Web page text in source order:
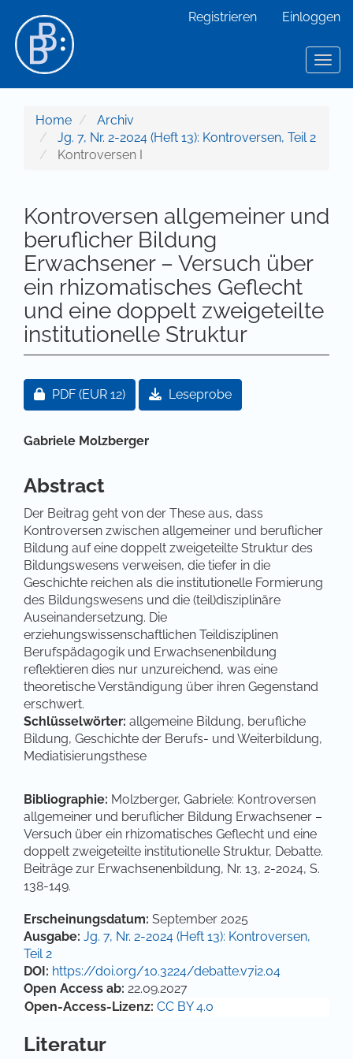
Hauptinhalt
Sidebar
Registrieren Einloggen
Home
Archiv
Jg. 7, Nr. 2-2024 (Heft 13): Kontroversen, Teil 2
Kontroversen I
Kontroversen allgemeiner und
beruflicher Bildung
Erwachsener – Versuch über
ein rhizomatisches Geflecht
und eine doppelt zweigeteilte
institutionelle Struktur
Artikel-Sidebar
Zugang für Abonnent/innen oder durch Zahlung
PDF (EUR 12) Leseprobe
Hauptsächlicher Artikelinhalt
Gabriele Molzberger
Abstract
Der Beitrag geht von der These aus, dass
Kontroversen zwischen allgemeiner und beruflicher
Bildung auf eine doppelt zweigeteilte Struktur des
Bildungswesens verweisen, die tiefer in die
Geschichte reichen als die institutionelle Formierung
des Bildungswesens und die (teil)disziplinäre
Auseinandersetzung. Die
erziehungswissenschaftlichen Teildisziplinen
Berufspädagogik und Erwachsenenbildung
reflektieren dies nur unzureichend, was eine
theoretische Verständigung über ihren Gegenstand
erschwert.
Schlüsselwörter: allgemeine Bildung, berufliche
Bildung, Geschichte der Berufs- und Weiterbildung,
Mediatisierungsthese
Bibliographie: Molzberger, Gabriele: Kontroversen
allgemeiner und beruflicher Bildung Erwachsener –
Versuch über ein rhizomatisches Geflecht und eine
doppelt zweigeteilte institutionelle Struktur, Debatte.
Beiträge zur Erwachsenenbildung, Nr. 13, 2-2024, S.
138-149.
Artikel-Details
Erscheinungsdatum: September 2025
Ausgabe: Jg. 7, Nr. 2-2024 (Heft 13): Kontroversen,
Teil 2
DOI: https://doi.org/10.3224/debatte.v7i2.04
Open Access ab: 22.09.2027
Open-Access-Lizenz: CC BY 4.0
Literatur